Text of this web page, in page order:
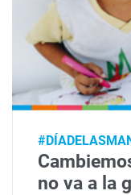
no va a la